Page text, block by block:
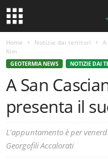
Home Notizie dai territori
film
GEOTERMIA NEWS NOTIZIE DAI
A San
presenta il
L'appuntamento è per
Georgofili Accalorati